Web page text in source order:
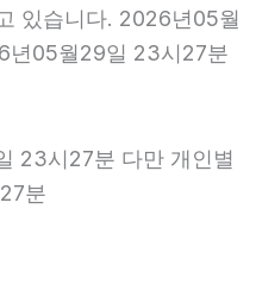
있습니다. 2026년05월
년05월29일 23시27분
23시27분 다만 개인별
분